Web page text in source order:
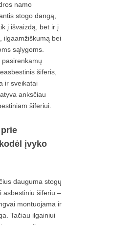
namo
stogo dangą,
į išvaizdą, bet ir į
ilgaamžiškumą bei
sąlygoms.
šiferis,
ir sveikatai
anksčiau
šiferiui.
įvyko
dauguma stogų
asbestiniu šiferiu –
montuojama ir
Tačiau ilgainiui